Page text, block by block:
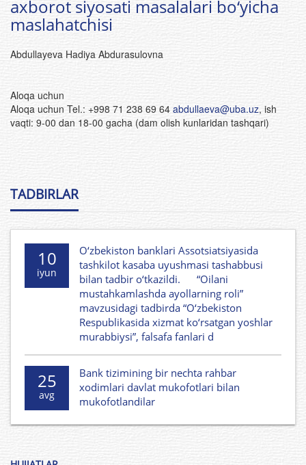
axborot siyosati masalalari bo‘yicha
maslahatchisi
Abdullayeva Hadiya Abdurasulovna
Aloqa uchun
Aloqa uchun Tel.: +998 71 238 69 64 abdullaeva@uba.uz, ish
vaqti: 9-00 dan 18-00 gacha (dam olish kunlaridan tashqari)
TADBIRLAR
10
iyun
O‘zbekiston banklari Assotsiatsiyasida
tashkilot kasaba uyushmasi tashabbusi
bilan tadbir o‘tkazildi. “Oilani
mustahkamlashda ayollarning roli”
mavzusidagi tadbirda “O‘zbekiston
Respublikasida xizmat ko‘rsatgan yoshlar
murabbiysi”, falsafa fanlari d
25
avg
Bank tizimining bir nechta rahbar
xodimlari davlat mukofotlari bilan
mukofotlandilar